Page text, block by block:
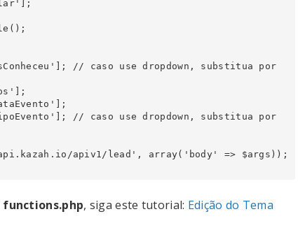
functions.php, siga este tutorial: Edição do Tema